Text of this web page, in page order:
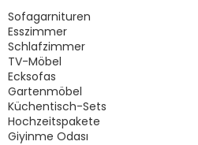
Sofagarnituren
Esszimmer
Schlafzimmer
TV-Möbel
Ecksofas
Gartenmöbel
Küchentisch-Sets
Hochzeitspakete
Giyinme Odası